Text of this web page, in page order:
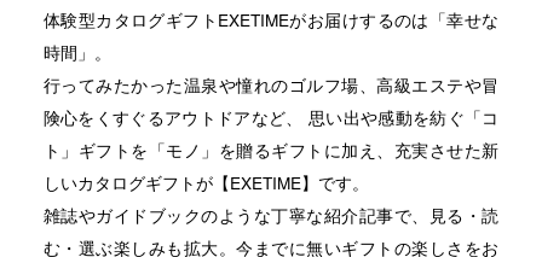
体験型カタログギフトEXETIMEがお届けするのは「幸せな
時間」。
行ってみたかった温泉や憧れのゴルフ場、高級エステや冒
険心をくすぐるアウトドアなど、 思い出や感動を紡ぐ「コ
ト」ギフトを「モノ」を贈るギフトに加え、充実させた新
しいカタログギフトが【EXETIME】です。
雑誌やガイドブックのような丁寧な紹介記事で、見る・読
む・選ぶ楽しみも拡大。今までに無いギフトの楽しさをお